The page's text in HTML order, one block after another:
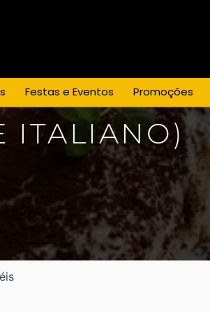
Festas e Eventos Promoções
ITALIANO)